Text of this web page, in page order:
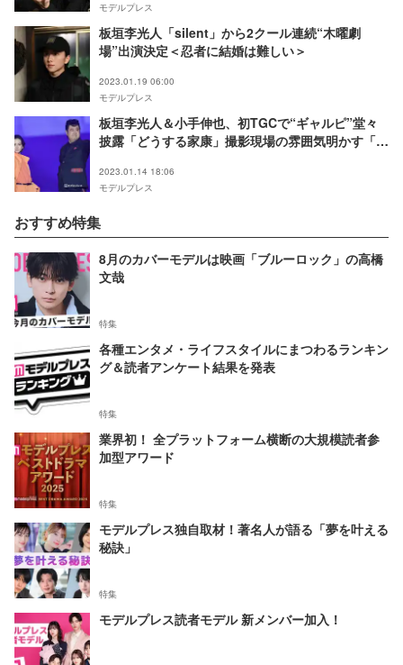
モデルプレス
板垣李光人「silent」から2クール連続“木曜劇
場”出演決定＜忍者に結婚は難しい＞
2023.01.19 06:00
モデルプレス
板垣李光人＆小手伸也、初TGCで“ギャルピ”堂々
披露「どうする家康」撮影現場の雰囲気明かす「男
2023.01.14 18:06
モデルプレス
おすすめ特集
8月のカバーモデルは映画「ブルーロック」の高橋
文哉
特集
各種エンタメ・ライフスタイルにまつわるランキン
グ＆読者アンケート結果を発表
特集
業界初！ 全プラットフォーム横断の大規模読者参
加型アワード
特集
モデルプレス独自取材！著名人が語る「夢を叶える
秘訣」
特集
モデルプレス読者モデル 新メンバー加入！